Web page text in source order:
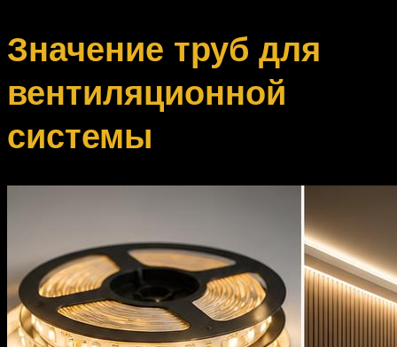
Значение труб для
вентиляционной
системы